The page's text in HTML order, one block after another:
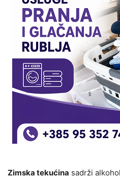
Zimska tekućina sadrži